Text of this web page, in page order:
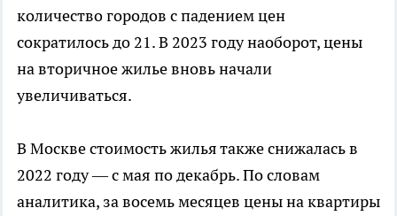
количество городов с падением цен
сократилось до 21. В 2023 году наоборот, цены
на вторичное жилье вновь начали
увеличиваться.
В Москве стоимость жилья также снижалась в
2022 году — с мая по декабрь. По словам
аналитика, за восемь месяцев цены на квартиры